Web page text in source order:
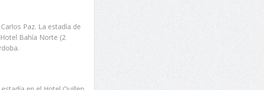
Paz. La estadía de
Bahía Norte (2